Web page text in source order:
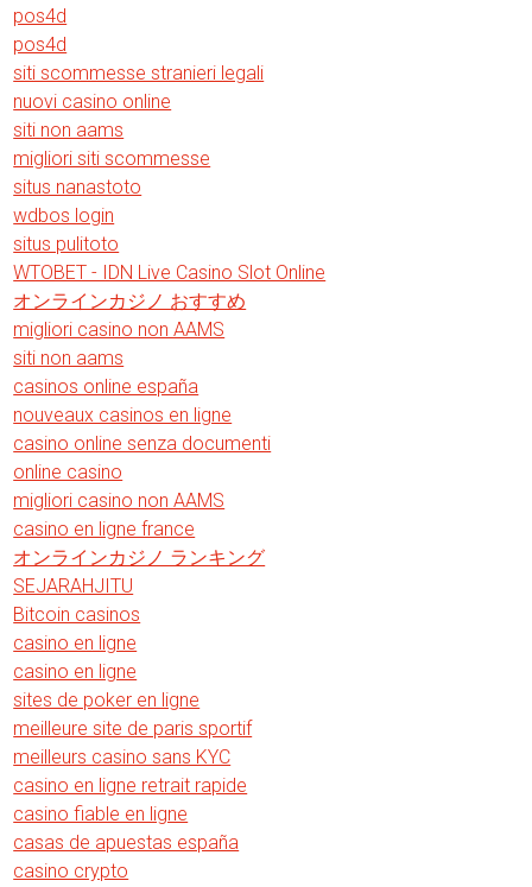
pos4d
pos4d
siti scommesse stranieri legali
nuovi casino online
siti non aams
migliori siti scommesse
situs nanastoto
wdbos login
situs pulitoto
WTOBET - IDN Live Casino Slot Online
オンラインカジノ おすすめ
migliori casino non AAMS
siti non aams
casinos online españa
nouveaux casinos en ligne
casino online senza documenti
online casino
migliori casino non AAMS
casino en ligne france
オンラインカジノ ランキング
SEJARAHJITU
Bitcoin casinos
casino en ligne
casino en ligne
sites de poker en ligne
meilleure site de paris sportif
meilleurs casino sans KYC
casino en ligne retrait rapide
casino fiable en ligne
casas de apuestas españa
casino crypto